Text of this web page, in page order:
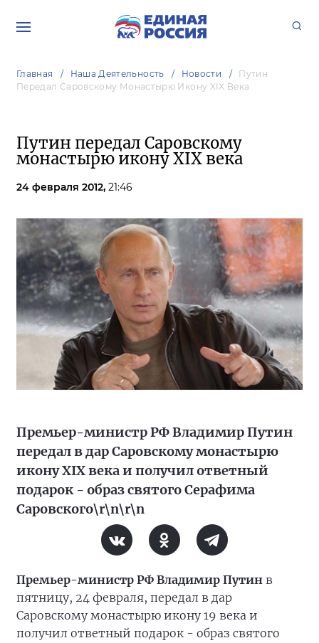
Главная Наша Деятельность Новости
Путин
Передал Саровскому Монастырю Икону XIX Века
Путин передал Саровскому
монастырю икону XIX века
24 февраля 2012, 21:46
Премьер-министр РФ Владимир Путин
передал в дар Саровскому монастырю
икону XIX века и получил ответный
подарок - образ святого Серафима
Саровского\r\n\r\n
Премьер-министр РФ Владимир Путин в
пятницу, 24 февраля, передал в дар
Саровскому монастырю икону 19 века и
получил ответный подарок - образ святого